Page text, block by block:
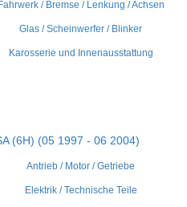
Fahrwerk / Bremse / Lenkung / Achsen
Glas / Scheinwerfer / Blinker
Karosserie und Innenausstattung
(6H) (05 1997 - 06 2004)
Antrieb / Motor / Getriebe
Elektrik / Technische Teile